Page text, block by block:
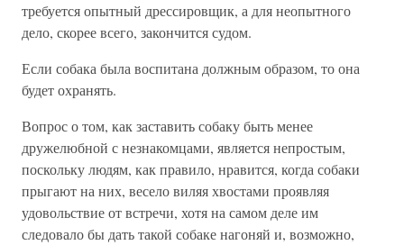
требуется опытный дрессировщик, а для неопытного
дело, скорее всего, закончится судом.
Если собака была воспитана должным образом, то она
будет охранять.
Вопрос о том, как заставить собаку быть менее
дружелюбной с незнакомцами, является непростым,
поскольку людям, как правило, нравится, когда собаки
прыгают на них, весело виляя хвостами проявляя
удовольствие от встречи, хотя на самом деле им
следовало бы дать такой собаке нагоняй и, возможно,